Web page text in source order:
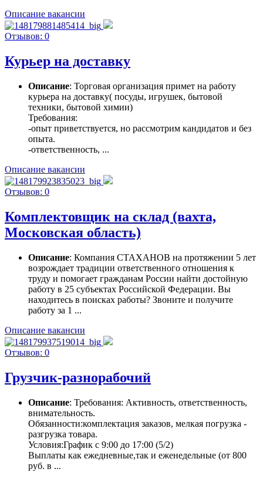
Описание вакансии
Отзывов: 0
Курьер на доставку
Описание: Торговая организация примет на работу
курьера на доставку( посуды, игрушек, бытовой
техники, бытовой химии)
Требования:
-опыт приветствуется, но рассмотрим кандидатов и без
опыта.
-ответственность, ...
Описание вакансии
Отзывов: 0
Комплектовщик на склад (вахта,
Московская область)
Описание: Компания СТАХАНОВ на протяжении 5 лет
возрождает традиции ответственного отношения к
труду и помогает гражданам России найти достойную
работу в 25 субъектах Российской Федерации. Вы
находитесь в поисках работы? Звоните и получите
работу за 1 ...
Описание вакансии
Отзывов: 0
Грузчик-разнорабочий
Описание: Требования: Активность, ответственность,
внимательность.
Обязанности:комплектация заказов, мелкая погрузка -
разгрузка товара.
Условия:График с 9:00 до 17:00 (5/2)
Выплаты как ежедневные,так и еженедельные (от 800
руб. в ...